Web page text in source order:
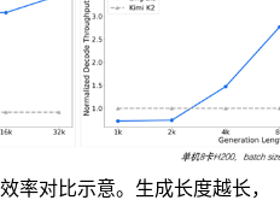
率对比示意。生成长度越长，